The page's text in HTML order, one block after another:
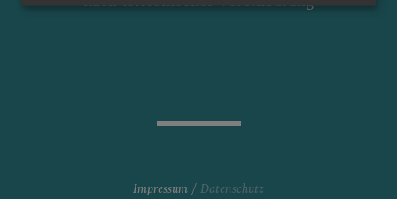
FRIEDHOF
TERMINE
Impressum Datenschutz